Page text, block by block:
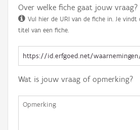
Over welke fiche gaat jouw vraag?
Vul hier de URI van de fiche in. Je vindt
titel van een fiche.
Wat is jouw vraag of opmerking?